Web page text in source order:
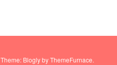
Theme: Blogly byThemeFurnace.